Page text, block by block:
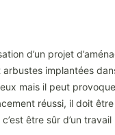
d’un projet
implantées
mais il peut
réussi, il doit
être sûr d’un